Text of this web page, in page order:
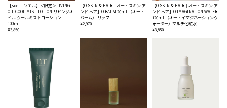
【soel｜ソエル】＜限定＞LIVING-
OIL COOL MIST LOTION リビングオ
イル クールミストローション
100mL
¥3,850
【O SKIN & HAIR｜オー・スキン ア
ンド ヘア】O BALM 20ml （オー・
バーム） リップ
¥2,970
【O SKIN & HAIR｜オー・スキン ア
ンド ヘア】O IMAGINATION WATER
120ml （オー・イマジネーションウ
ォーター）マルチ化粧水
¥3,850